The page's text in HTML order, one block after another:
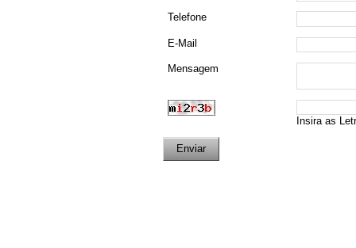
Telefone
E-Mail
Mensagem
Insira as